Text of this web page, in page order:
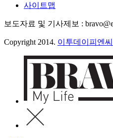
사이트맵
보도자료 및 기사제보 :
Copyright 2014. 이투데이피엔씨